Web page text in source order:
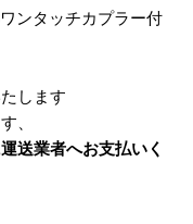
ンタッチカプラー付
たします
、
送業者へお支払いく